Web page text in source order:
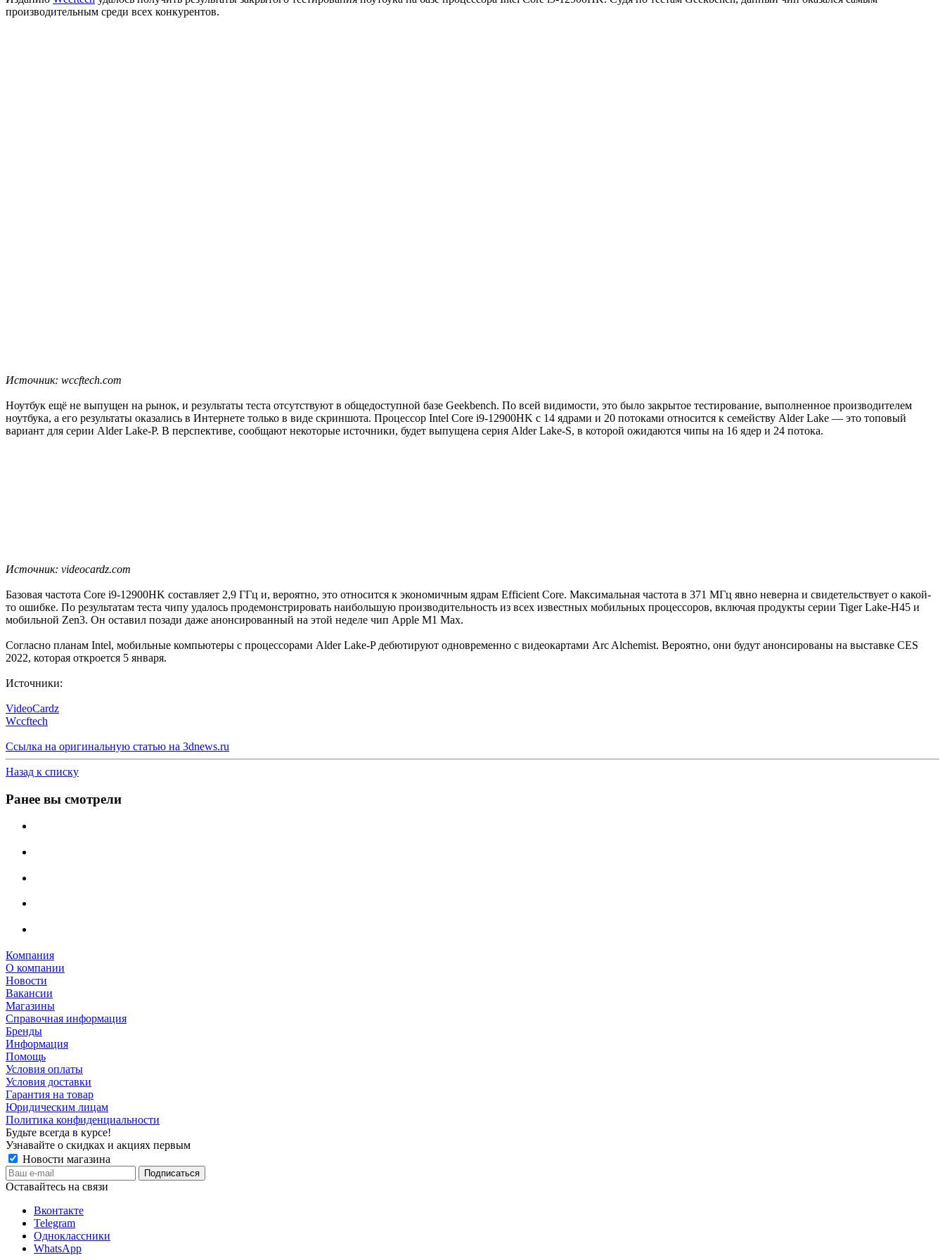
производительным среди всех конкурентов.
Источник: wccftech.com
Ноутбук ещё не выпущен на рынок, и результаты теста отсутствуют в общедоступной базе Geekbench. По всей видимости, это было закрытое тестирование, выполненное производителем
ноутбука, а его результаты оказались в Интернете только в виде скриншота. Процессор Intel Core i9-12900HK с 14 ядрами и 20 потоками относится к семейству Alder Lake — это топовый
вариант для серии Alder Lake-P. В перспективе, сообщают некоторые источники, будет выпущена серия Alder Lake-S, в которой ожидаются чипы на 16 ядер и 24 потока.
Источник: videocardz.com
Базовая частота Core i9-12900HK составляет 2,9 ГГц и, вероятно, это относится к экономичным ядрам Efficient Core. Максимальная частота в 371 МГц явно неверна и свидетельствует о какой-
то ошибке. По результатам теста чипу удалось продемонстрировать наибольшую производительность из всех известных мобильных процессоров, включая продукты серии Tiger Lake-H45 и
мобильной Zen3. Он оставил позади даже анонсированный на этой неделе чип Apple M1 Max.
Согласно планам Intel, мобильные компьютеры с процессорами Alder Lake-P дебютируют одновременно с видеокартами Arc Alchemist. Вероятно, они будут анонсированы на выставке CES
2022, которая откроется 5 января.
Источники:
VideoCardz
Wccftech
Ссылка на оригинальную статью на 3dnews.ru
Назад к списку
Ранее вы смотрели
Компания
О компании
Новости
Вакансии
Магазины
Справочная информация
Бренды
Информация
Помощь
Условия оплаты
Условия доставки
Гарантия на товар
Юридическим лицам
Политика конфиденциальности
Будьте всегда в курсе!
Узнавайте о скидках и акциях первым
Новости магазина
Оставайтесь на связи
Вконтакте
Telegram
Одноклассники
WhatsApp